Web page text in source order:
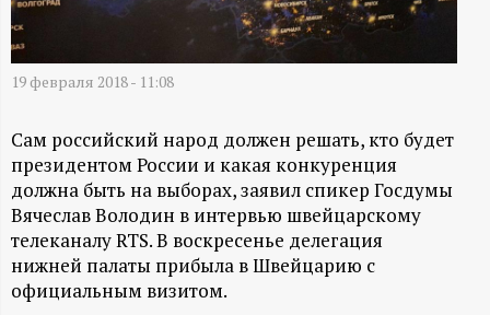
Д
А
Н
-
и
н
19 февраля 2018 - 11:08
Сам российский народ должен решать, кто будет
президентом России и какая конкуренция
должна быть на выборах, заявил спикер Госдумы
Вячеслав Володин в интервью швейцарскому
телеканалу RTS. В воскресенье делегация
нижней палаты прибыла в Швейцарию с
официальным визитом.